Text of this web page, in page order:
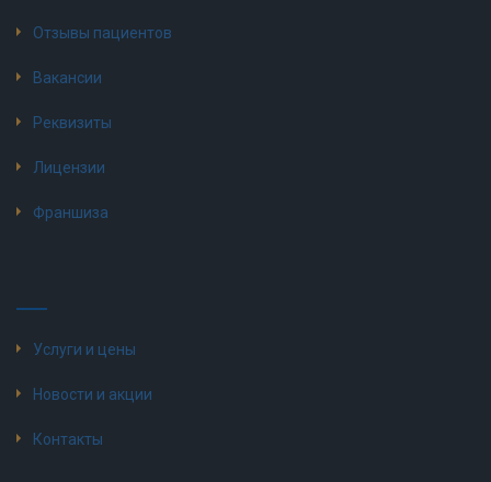
Отзывы пациентов
Вакансии
Реквизиты
Лицензии
Франшиза
Услуги и цены
Новости и акции
Контакты